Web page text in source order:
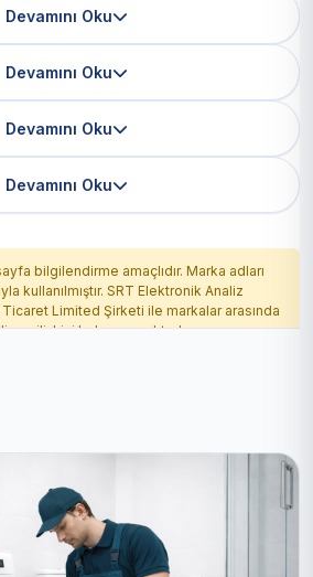
Devamını Oku
Devamını Oku
Devamını Oku
Devamını Oku
bilgilendirme amaçlıdır. Marka adları
kullanılmıştır. SRT Elektronik Analiz
Limited Şirketi ile markalar arasında
ilişkisi bulunmamaktadır.